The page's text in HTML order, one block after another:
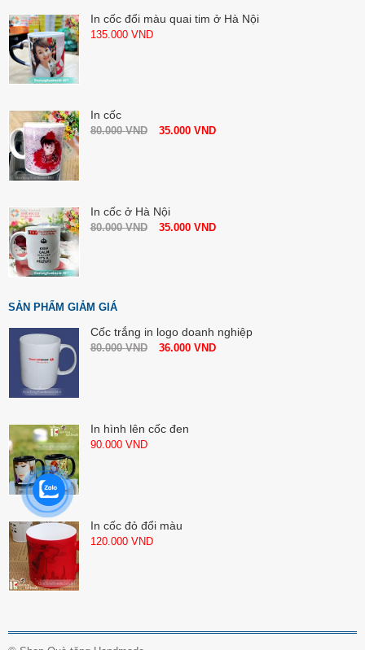
In cốc đổi màu quai tim ở Hà Nội
135.000 VND
In cốc
80.000VND 35.000 VND
In cốc ở Hà Nội
80.000VND 35.000 VND
SẢN PHẨM GIẢM GIÁ
Cốc trắng in logo doanh nghiệp
80.000VND 36.000 VND
In hình lên cốc đen
90.000 VND
In cốc đỏ đổi màu
120.000 VND